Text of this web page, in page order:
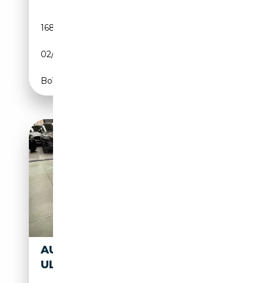
168 000 km
02/2018
Boîte automatique
AUDI TT COUPE 2.0 TDI
ULTRA S LINE